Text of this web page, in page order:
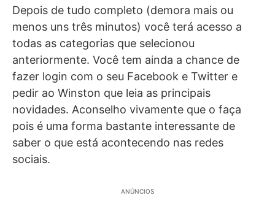
Depois de tudo completo (demora mais ou
menos uns três minutos) você terá acesso a
todas as categorias que selecionou
anteriormente. Você tem ainda a chance de
fazer login com o seu Facebook e Twitter e
pedir ao Winston que leia as principais
novidades. Aconselho vivamente que o faça
pois é uma forma bastante interessante de
saber o que está acontecendo nas redes
sociais.
ANÚNCIOS